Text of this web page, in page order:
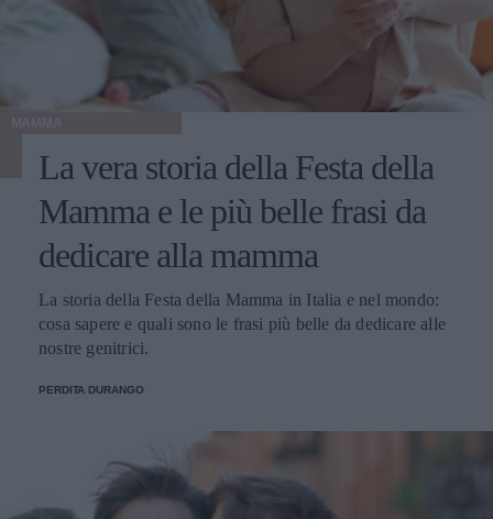
La vera storia della Festa della
Mamma e le più belle frasi da
dedicare alla mamma
La storia della Festa della Mamma in Italia e nel mondo:
cosa sapere e quali sono le frasi più belle da dedicare alle
nostre genitrici.
PERDITA DURANGO